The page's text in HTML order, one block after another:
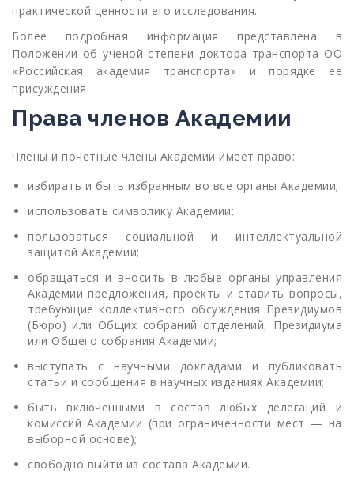
практической ценности его исследования.
Более подробная информация представлена в
Положении об ученой степени доктора транспорта ОО
«Российская академия транспорта» и порядке ее
присуждения
Права членов Академии
Члены и почетные члены Академии имеет право:
избирать и быть избранным во все органы Академии;
использовать символику Академии;
пользоваться социальной и интеллектуальной
защитой Академии;
обращаться и вносить в любые органы управления
Академии предложения, проекты и ставить вопросы,
требующие коллективного обсуждения Президиумов
(Бюро) или Общих собраний отделений, Президиума
или Общего собрания Академии;
выступать с научными докладами и публиковать
статьи и сообщения в научных изданиях Академии;
быть включенными в состав любых делегаций и
комиссий Академии (при ограниченности мест — на
выборной основе);
свободно выйти из состава Академии.